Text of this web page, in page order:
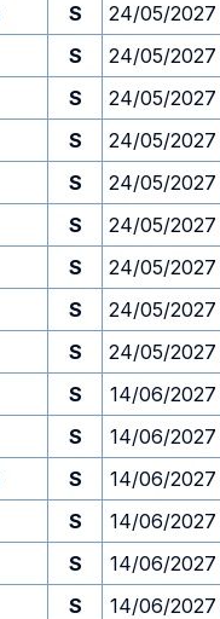
S 24/05/2027
S 24/05/2027
S 24/05/2027
S 24/05/2027
S 24/05/2027
S 24/05/2027
S 24/05/2027
S 24/05/2027
S 24/05/2027
S 14/06/2027
S 14/06/2027
S 14/06/2027
S 14/06/2027
S 14/06/2027
S 14/06/2027